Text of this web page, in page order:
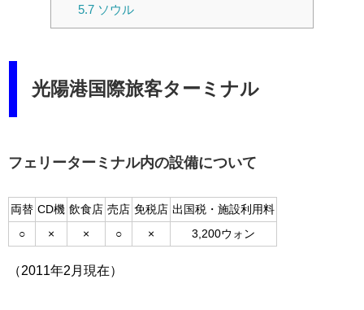
5.7ソウル
光陽港国際旅客ターミナル
フェリーターミナル内の設備について
両替 CD機 飲食店 売店 免税店 出国税・施設利用料
○
× × ○ × 3,200ウォン
（2011年2月現在）